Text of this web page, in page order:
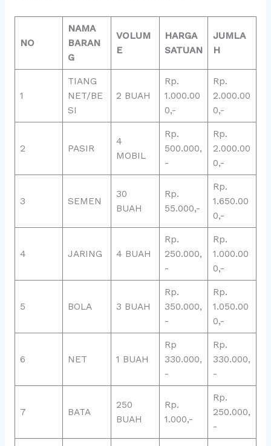
NO
NAMA
BARAN
G
VOLUM
E
HARGA
SATUAN
JUMLA
H
1
TIANG
NET/BE
SI
2 BUAH
Rp.
1.000.00
0,-
Rp.
2.000.00
0,-
2 PASIR
4
MOBIL
Rp.
500.000,
-
Rp.
2.000.00
0,-
3 SEMEN
30
BUAH
Rp.
55.000,-
Rp.
1.650.00
0,-
4 JARING 4 BUAH
Rp.
250.000,
-
Rp.
1.000.00
0,-
5 BOLA 3 BUAH
Rp.
350.000,
-
Rp.
1.050.00
0,-
6 NET 1 BUAH
Rp
330.000,
-
Rp.
330.000,
-
7 BATA
250
BUAH
Rp.
1.000,-
Rp.
250.000,
-